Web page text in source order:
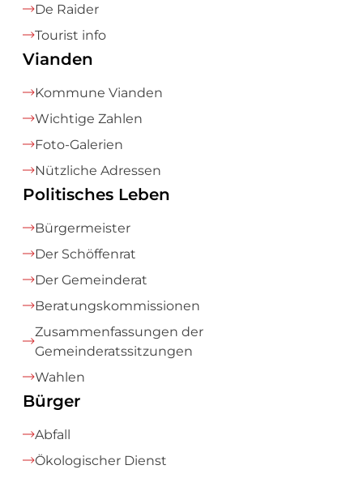
De Raider
Tourist info
Vianden
Kommune Vianden
Wichtige Zahlen
Foto-Galerien
Nützliche Adressen
Politisches Leben
Bürgermeister
Der Schöffenrat
Der Gemeinderat
Beratungskommissionen
Zusammenfassungen der
Gemeinderatssitzungen
Wahlen
Bürger
Abfall
Ökologischer Dienst